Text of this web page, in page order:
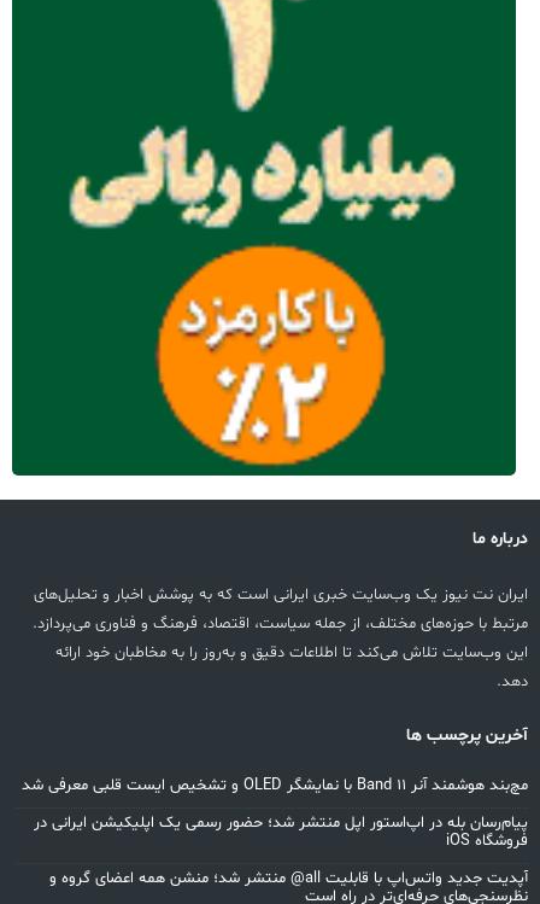
درباره ما
ایران نت نیوز یک وب‌سایت خبری ایرانی است که به پوشش اخبار و تحلیل‌های
مرتبط با حوزه‌های مختلف، از جمله سیاست، اقتصاد، فرهنگ و فناوری می‌پردازد.
این وب‌سایت تلاش می‌کند تا اطلاعات دقیق و به‌روز را به مخاطبان خود ارائه
دهد.
آخرین پرچسب ها
مچ‌بند هوشمند آنر Band 11 با نمایشگر OLED و تشخیص ایست قلبی معرفی شد
پیام‌رسان بله در اپ‌استور اپل منتشر شد؛ حضور رسمی یک اپلیکیشن ایرانی در
فروشگاه iOS
آپدیت جدید واتس‌اپ با قابلیت all@ منتشر شد؛ منشن همه اعضای گروه و
نظرسنجی‌های حرفه‌ای‌تر در راه است